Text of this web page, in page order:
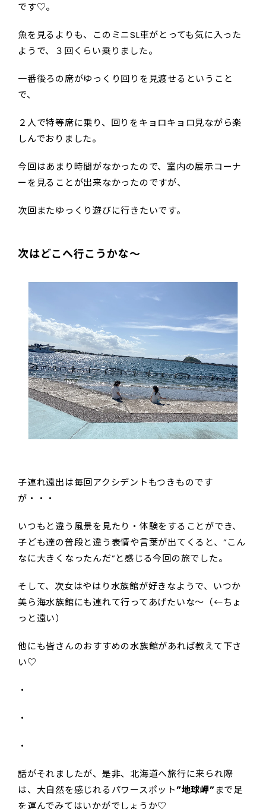
です♡。
魚を見るよりも、このミニSL車がとっても気に入った
ようで、３回くらい乗りました。
一番後ろの席がゆっくり回りを見渡せるということ
で、
２人で特等席に乗り、回りをキョロキョロ見ながら楽
しんでおりました。
今回はあまり時間がなかったので、室内の展示コーナ
ーを見ることが出来なかったのですが、
次回またゆっくり遊びに行きたいです。
次はどこへ行こうかな～
子連れ遠出は毎回アクシデントもつきものです
が・・・
いつもと違う風景を見たり・体験をすることができ、
子ども達の普段と違う表情や言葉が出てくると、”こん
なに大きくなったんだ”と感じる今回の旅でした。
そして、次女はやはり水族館が好きなようで、いつか
美ら海水族館にも連れて行ってあげたいな～（←ちょ
っと遠い）
他にも皆さんのおすすめの水族館があれば教えて下さ
い♡
・
・
・
話がそれましたが、是非、北海道へ旅行に来られ際
は、大自然を感じれるパワースポット”地球岬”まで足
を運んでみてはいかがでしょうか♡